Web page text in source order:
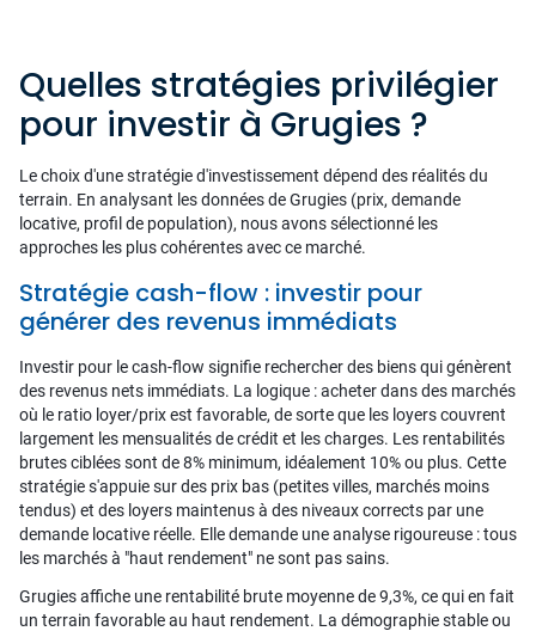
Quelles stratégies privilégier
pour investir à Grugies ?
Le choix d'une stratégie d'investissement dépend des réalités du
terrain. En analysant les données de Grugies (prix, demande
locative, profil de population), nous avons sélectionné les
approches les plus cohérentes avec ce marché.
Stratégie cash-flow : investir pour
générer des revenus immédiats
Investir pour le cash-flow signifie rechercher des biens qui génèrent
des revenus nets immédiats. La logique : acheter dans des marchés
où le ratio loyer/prix est favorable, de sorte que les loyers couvrent
largement les mensualités de crédit et les charges. Les rentabilités
brutes ciblées sont de 8% minimum, idéalement 10% ou plus. Cette
stratégie s'appuie sur des prix bas (petites villes, marchés moins
tendus) et des loyers maintenus à des niveaux corrects par une
demande locative réelle. Elle demande une analyse rigoureuse : tous
les marchés à "haut rendement" ne sont pas sains.
Grugies affiche une rentabilité brute moyenne de 9,3%, ce qui en fait
un terrain favorable au haut rendement. La démographie stable ou